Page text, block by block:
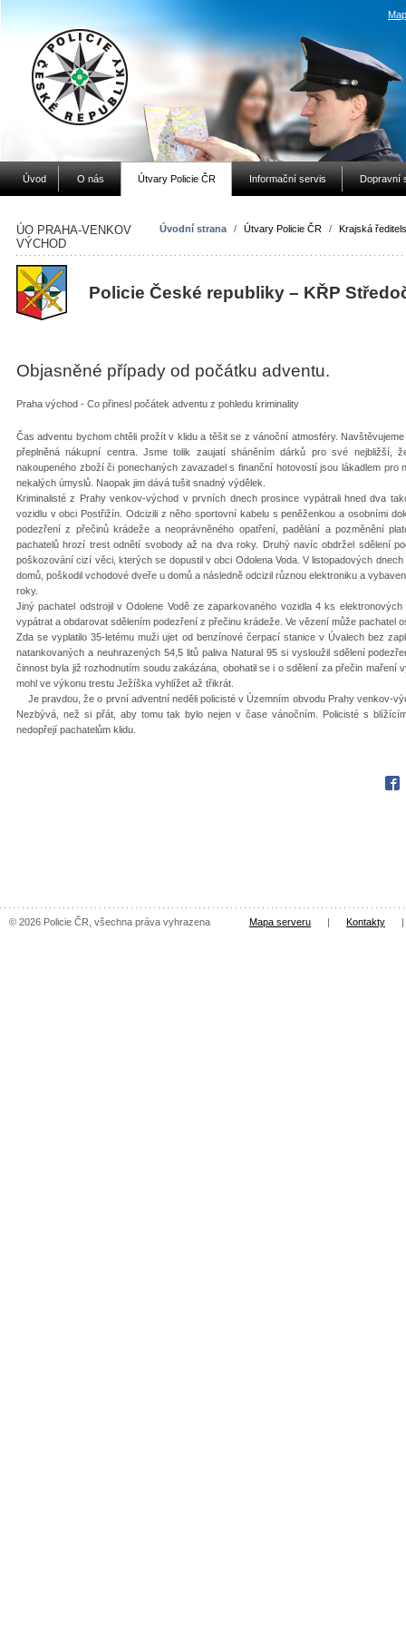
Úvod O nás Útvary Policie ČR Informační servis Dopravní
Úvodní strana / Útvary Policie ČR / Krajská
ÚO PRAHA-VENKOV
VÝCHOD
Policie České republiky – KŘP
Objasněné případy od počátku adventu.
Praha východ - Co přinesl počátek adventu z pohledu kriminality
Čas adventu bychom chtěli prožít v klidu a těšit se z vánoční atmosféry.
přeplněná nákupní centra. Jsme tolik zaujatí sháněním dárků pro své nejbližší,
nakoupeného zboží či ponechaných zavazadel s finanční hotovostí jsou lákadlem
nekalých úmyslů. Naopak jim dává tušit snadný výdělek.
Kriminalisté z Prahy venkov-východ v prvních dnech prosince vypátrali hned dva
vozidlu v obci Postřižín. Odcizili z něho sportovní kabelu s peněženkou a osobními
podezření z přečinů krádeže a neoprávněného opatření, padělání a pozměnění
pachatelů hrozí trest odnětí svobody až na dva roky. Druhý navíc obdržel sdělení
poškozování cizí věci, kterých se dopustil v obci Odolena Voda. V listopadových
domů, poškodil vchodové dveře u domů a následně odcizil různou elektroniku a
roky.
Jiný pachatel odstrojil v Odolene Vodě ze zaparkovaného vozidla 4 ks
vypátrat a obdarovat sdělením podezření z přečinu krádeže. Ve vězení může pachatel
Zda se vyplatilo 35-letému muži ujet od benzínové čerpací stanice v Úvalech bez
natankovaných a neuhrazených 54,5 litů paliva Natural 95 si vysloužil sdělení
činnost byla již rozhodnutím soudu zakázána, obohatil se i o sdělení za přečin maření
mohl ve výkonu trestu Ježíška vyhlížet až třikrát.
Je pravdou, že o první adventní neděli policisté v Územním obvodu Prahy venkov-
Nezbývá, než si přát, aby tomu tak bylo nejen v čase vánočním. Policisté s
nedopřejí pachatelům klidu.
© 2026 Policie ČR, všechna práva vyhrazena Mapa serveru | Kontakty |